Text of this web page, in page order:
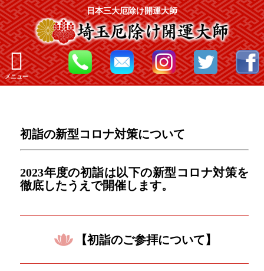
日本三大厄除け開運大師
メニュー
初詣の新型コロナ対策について
2023年度の初詣は以下の新型コロナ対策を
徹底したうえで開催します。
【初詣のご参拝について】